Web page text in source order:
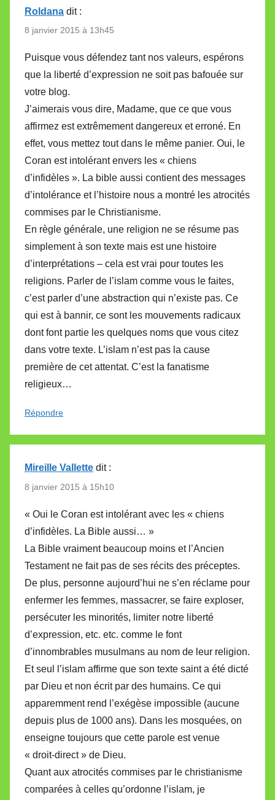
Roldana dit :
8 janvier 2015 à 13h45
Puisque vous défendez tant nos valeurs, espérons
que la liberté d’expression ne soit pas bafouée sur
votre blog.
J’aimerais vous dire, Madame, que ce que vous
affirmez est extrêmement dangereux et erroné. En
effet, vous mettez tout dans le même panier. Oui, le
Coran est intolérant envers les « chiens
d’infidèles ». La bible aussi contient des messages
d’intolérance et l’histoire nous a montré les atrocités
commises par le Christianisme.
En règle générale, une religion ne se résume pas
simplement à son texte mais est une histoire
d’interprétations – cela est vrai pour toutes les
religions. Parler de l’islam comme vous le faites,
c’est parler d’une abstraction qui n’existe pas. Ce
qui est à bannir, ce sont les mouvements radicaux
dont font partie les quelques noms que vous citez
dans votre texte. L’islam n’est pas la cause
première de cet attentat. C’est la fanatisme
religieux…
Répondre
Mireille Vallette dit :
8 janvier 2015 à 15h10
« Oui le Coran est intolérant avec les « chiens
d’infidèles. La Bible aussi… »
La Bible vraiment beaucoup moins et l’Ancien
Testament ne fait pas de ses récits des préceptes.
De plus, personne aujourd’hui ne s’en réclame pour
enfermer les femmes, massacrer, se faire exploser,
persécuter les minorités, limiter notre liberté
d’expression, etc. etc. comme le font
d’innombrables musulmans au nom de leur religion.
Et seul l’islam affirme que son texte saint a été dicté
par Dieu et non écrit par des humains. Ce qui
apparemment rend l’exégèse impossible (aucune
depuis plus de 1000 ans). Dans les mosquées, on
enseigne toujours que cette parole est venue
« droit-direct » de Dieu.
Quant aux atrocités commises par le christianisme
comparées à celles qu’ordonne l’islam, je